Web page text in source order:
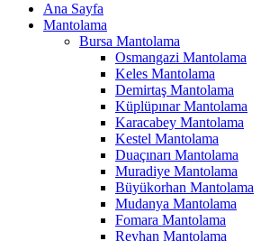
Ana Sayfa
Mantolama
Bursa Mantolama
Osmangazi Mantolama
Keles Mantolama
Demirtaş Mantolama
Küplüpınar Mantolama
Karacabey Mantolama
Kestel Mantolama
Duaçınarı Mantolama
Muradiye Mantolama
Büyükorhan Mantolama
Mudanya Mantolama
Fomara Mantolama
Reyhan Mantolama